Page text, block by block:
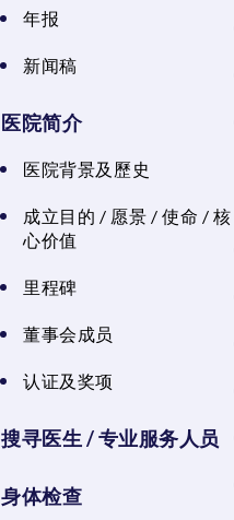
年报
新闻稿
医院简介
医院背景及歷史
成立目的 / 愿景 / 使命 / 核
心价值
里程碑
董事会成员
认证及奖项
搜寻医生 / 专业服务人员
身体检查